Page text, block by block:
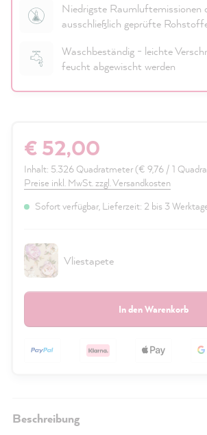
Niedrigste Raumluftemissionen
ausschließlich geprüfte
Waschbeständig - leichte
feucht abgewischt werden
€ 52,00
Inhalt: 5.326 Quadratmeter(€ 9,76 / 1
Preise inkl. MwSt. zzgl. Versandkosten
Sofort verfügbar, Lieferzeit: 2 bis 3
Vliestapete
In den Warenkorb
Beschreibung